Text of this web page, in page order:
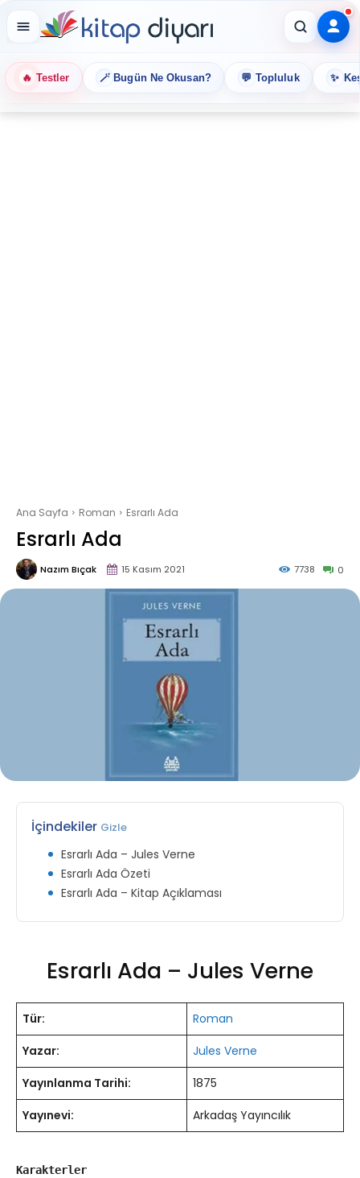
🔥 Testler 🪄 Bugün Ne Okusan? 💬 Topluluk ✨
Ana Sayfa Roman Esrarlı Ada
Esrarlı Ada
Nazım Bıçak 15 Kasım 2021 0
7738
İçindekiler Gizle
Esrarlı Ada – Jules Verne
Esrarlı Ada Özeti
Esrarlı Ada – Kitap Açıklaması
Esrarlı Ada – Jules Verne
Tür:
Roman
Yazar:
Jules Verne
Yayınlanma Tarihi:
1875
Yayınevi:
Arkadaş Yayıncılık
Karakterler